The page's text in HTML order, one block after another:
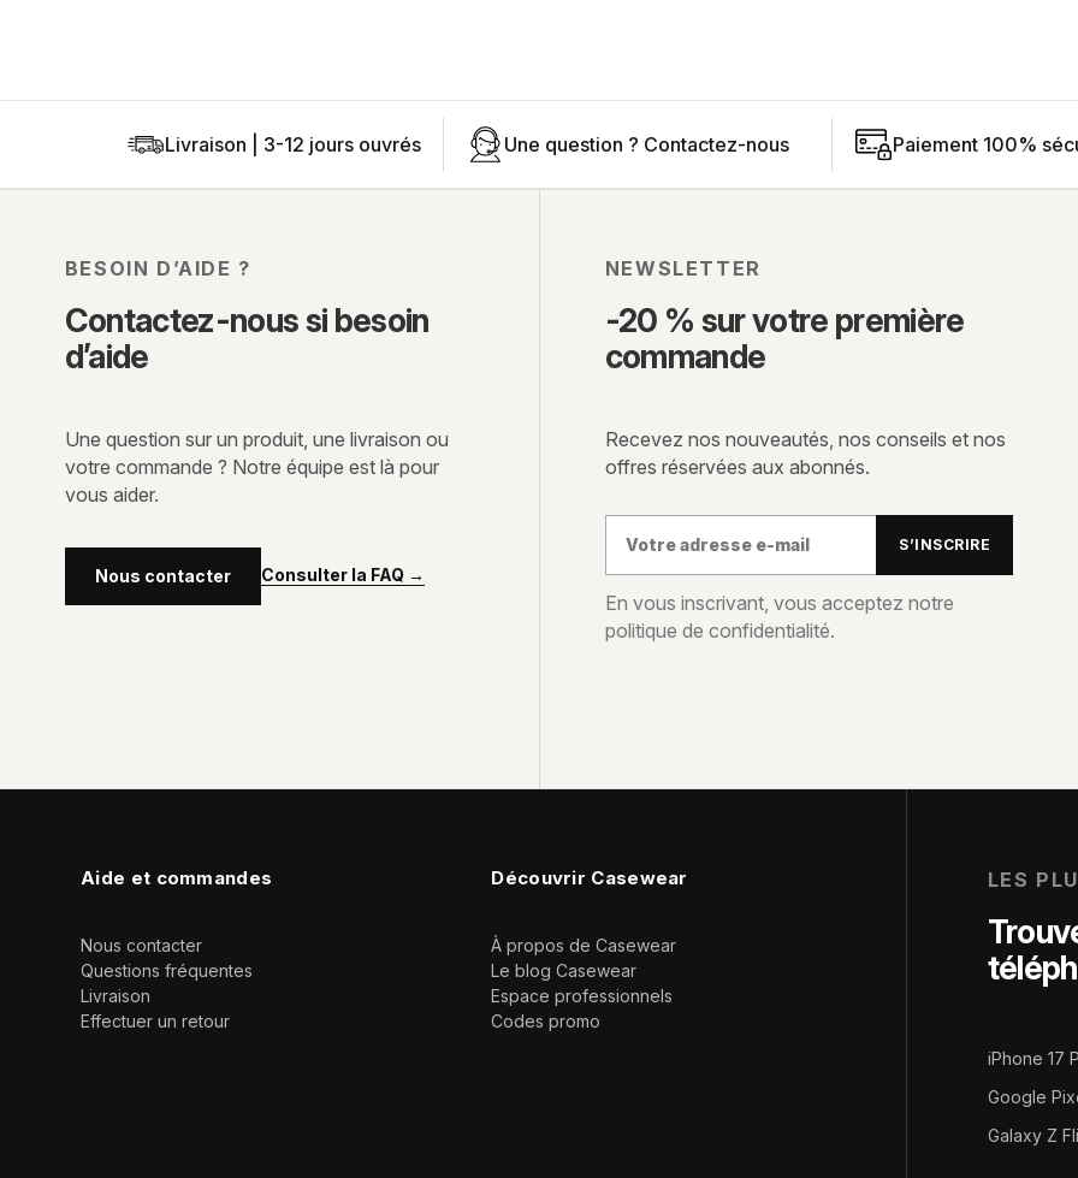
Livraison | 3-12 jours ouvrés Une question ? Contactez-nous Paiement 100%
BESOIN D’AIDE ?
Contactez-nous si besoin
d’aide
Une question sur un produit, une livraison ou
votre commande ? Notre équipe est là pour
vous aider.
Nous contacter Consulter la FAQ →
NEWSLETTER
-20 % sur votre première
commande
Recevez nos nouveautés, nos conseils et nos
offres réservées aux abonnés.
e-
mail
S’INSCRIRE
En vous inscrivant, vous acceptez notre
politique de confidentialité.
Aide et commandes
Nous contacter
Questions fréquentes
Livraison
Effectuer un retour
Découvrir Casewear
À propos de Casewear
Le blog Casewear
Espace professionnels
Codes promo
LES
iPhone 17
Google
Galaxy Z